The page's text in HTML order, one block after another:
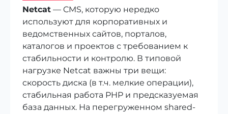
Netcat — CMS, которую нередко
используют для корпоративных и
ведомственных сайтов, порталов,
каталогов и проектов с требованием к
стабильности и контролю. В типовой
нагрузке Netcat важны три вещи:
скорость диска (в т.ч. мелкие операции),
стабильная работа PHP и предсказуемая
база данных. На перегруженном shared-